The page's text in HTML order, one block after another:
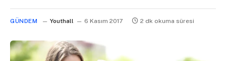
GÜNDEM Youthall 6 Kasım 2017 2 dk okuma süresi